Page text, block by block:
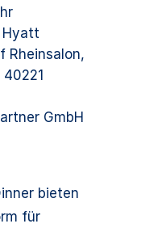
Hyatt
Rheinsalon,
GmbH
bieten
für